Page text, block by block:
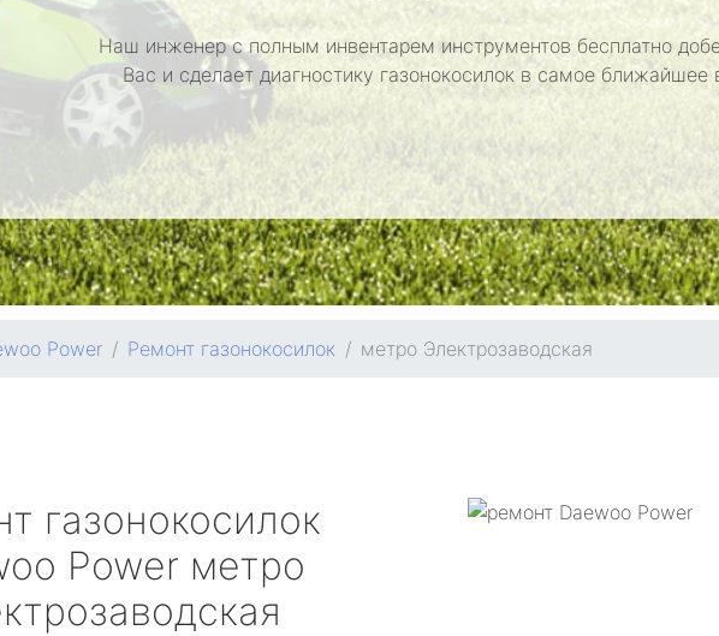
Наш инженер с полным инвентарем инструментов бесплатно
Вас и сделает диагностику газонокосилок в самое ближайшее
Power Ремонт газонокосилок метро Электрозаводская
газонокосилок
Power метро